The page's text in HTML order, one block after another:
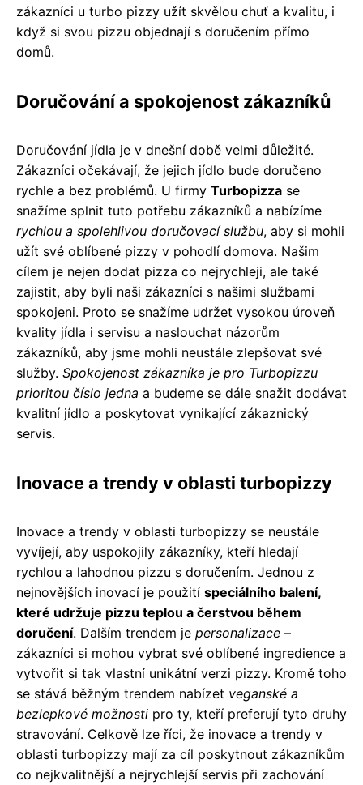
zákazníci u turbo pizzy užít skvělou chuť a kvalitu, i
když si svou pizzu objednají s doručením přímo
domů.
Doručování a spokojenost zákazníků
Doručování jídla je v dnešní době velmi důležité.
Zákazníci očekávají, že jejich jídlo bude doručeno
rychle a bez problémů. U firmy Turbopizza se
snažíme splnit tuto potřebu zákazníků a nabízíme
rychlou a spolehlivou doručovací službu, aby si mohli
užít své oblíbené pizzy v pohodlí domova. Našim
cílem je nejen dodat pizza co nejrychleji, ale také
zajistit, aby byli naši zákazníci s našimi službami
spokojeni. Proto se snažíme udržet vysokou úroveň
kvality jídla i servisu a naslouchat názorům
zákazníků, aby jsme mohli neustále zlepšovat své
služby. Spokojenost zákazníka je pro Turbopizzu
prioritou číslo jedna a budeme se dále snažit dodávat
kvalitní jídlo a poskytovat vynikající zákaznický
servis.
Inovace a trendy v oblasti turbopizzy
Inovace a trendy v oblasti turbopizzy se neustále
vyvíjejí, aby uspokojily zákazníky, kteří hledají
rychlou a lahodnou pizzu s doručením. Jednou z
nejnovějších inovací je použití speciálního balení,
které udržuje pizzu teplou a čerstvou během
doručení. Dalším trendem je personalizace –
zákazníci si mohou vybrat své oblíbené ingredience a
vytvořit si tak vlastní unikátní verzi pizzy. Kromě toho
se stává běžným trendem nabízet veganské a
bezlepkové možnosti pro ty, kteří preferují tyto druhy
stravování. Celkově lze říci, že inovace a trendy v
oblasti turbopizzy mají za cíl poskytnout zákazníkům
co nejkvalitnější a nejrychlejší servis při zachování